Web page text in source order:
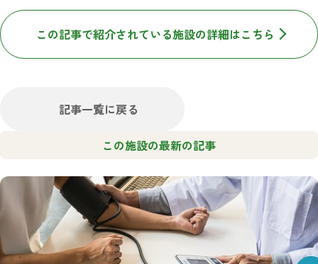
この記事で紹介されている施設の詳細はこちら
記事一覧に戻る
この施設の最新の記事